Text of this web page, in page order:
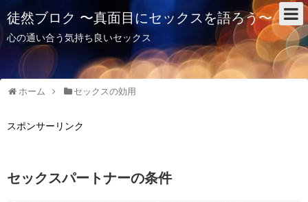
徒然ブロク 〜真面目にセックスを語ろう〜
心の通い合う気持ち良いセックス
ホーム セックスの効用
スポンサーリンク
セックスパートナーの条件